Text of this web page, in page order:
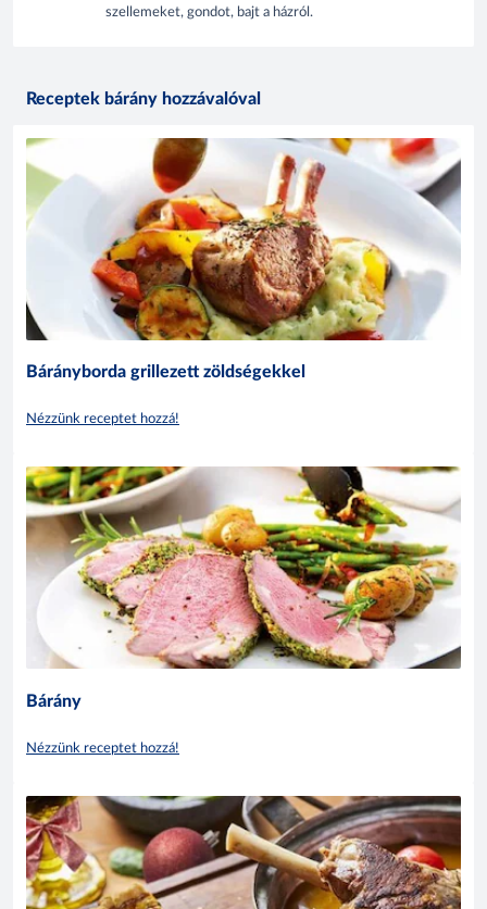
szellemeket, gondot, bajt a házról.
Receptek bárány hozzávalóval
Bárányborda grillezett zöldségekkel
Nézzünk receptet hozzá!
Bárány
Nézzünk receptet hozzá!